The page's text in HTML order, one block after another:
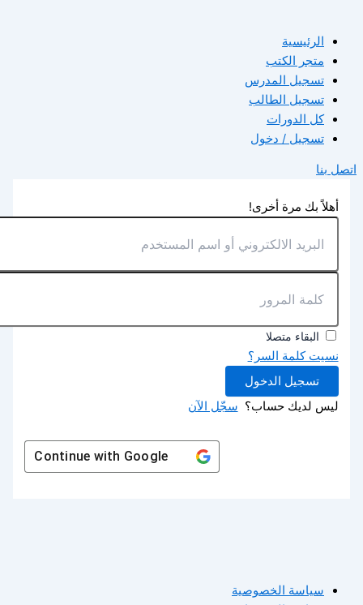
الرئيسية
متجر الكتب
تسجيل المدرس
تسجيل الطالب
كل الدورات
تسجيل / دخول
اتصل بنا
أهلاً بك مرة أخرى!
البقاء متصلا
نسيت كلمة السر؟
تسجيل الدخول
ليس لديك حساب؟ سجّل الآن
Continue withGoogle
سياسة الخصوصية